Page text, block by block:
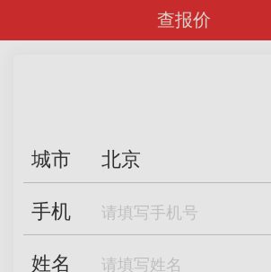
查报价
城市 北京
手机
姓名